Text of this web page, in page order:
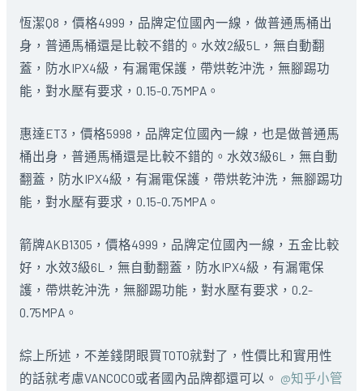
恆潔Q8，價格4999，品牌定位國內一線，做普通馬桶出
身，普通馬桶還是比較不錯的。水效2級5L，無自動翻
蓋，防水IPX4級，有漏電保護，帶烘乾沖洗，無腳踢功
能，對水壓有要求，0.15-0.75MPA。
惠達ET3，價格5998，品牌定位國內一線，也是做普通馬
桶出身，普通馬桶還是比較不錯的。水效3級6L，無自動
翻蓋，防水IPX4級，有漏電保護，帶烘乾沖洗，無腳踢功
能，對水壓有要求，0.15-0.75MPA。
箭牌AKB1305，價格4999，品牌定位國內一線，五金比較
好，水效3級6L，無自動翻蓋，防水IPX4級，有漏電保
護，帶烘乾沖洗，無腳踢功能，對水壓有要求，0.2-
0.75MPA。
綜上所述，不差錢閉眼買TOTO就對了，性價比和實用性
的話就考慮VANCOCO或者國內品牌都還可以。 @知乎小管